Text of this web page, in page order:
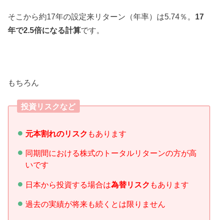
そこから約17年の設定来リターン（年率）は5.74％。 17
年で2.5倍になる計算です。
もちろん
投資リスクなど
元本割れのリスク もあります
同期間における株式のトータルリターンの方が高
いです
日本から投資する場合は為替リスク もあります
過去の実績が将来も続くとは限りません